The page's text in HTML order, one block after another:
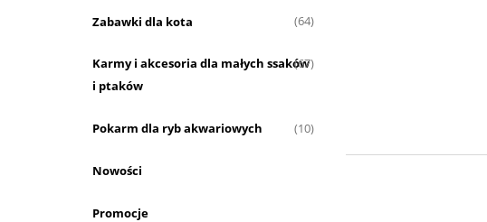
Zabawki dla kota (64)
Karmy i akcesoria dla małych ssaków
i ptaków
(67)
Pokarm dla ryb akwariowych (10)
Nowości
Promocje